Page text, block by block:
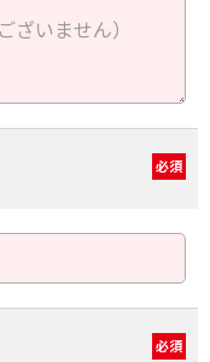
必須
必須